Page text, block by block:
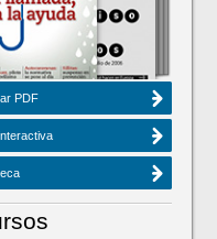
PDF